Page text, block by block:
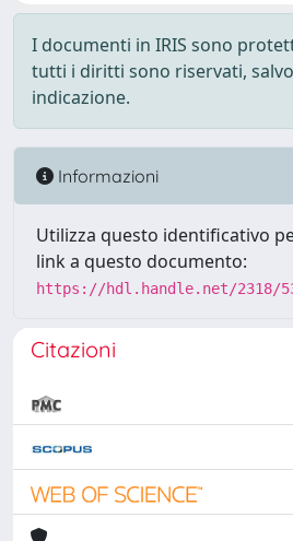
I documenti in IRIS sono
tutti i diritti sono riservati,
indicazione.
Informazioni
Utilizza questo identificativo
link a questo documento:
https://hdl.handle.net/2318/
Citazioni